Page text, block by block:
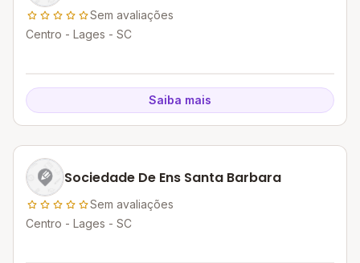
Sem avaliações
Centro - Lages - SC
Saiba mais
Sociedade De Ens Santa Barbara
Sem avaliações
Centro - Lages - SC